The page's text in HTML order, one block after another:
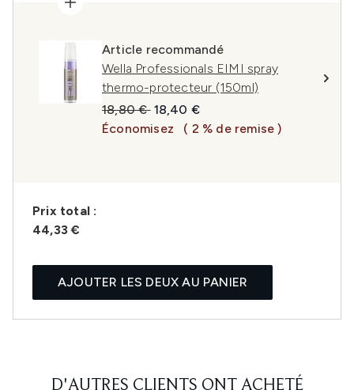
Article recommandé
Wella Professionals EIMI spray
thermo-protecteur (150ml)
Prix de vente :
18,80 € Prix ​​actuel :
18,40 €
Économisez
( 2 % de remise )
Prix ​​total :
44,33 €
AJOUTER LES DEUX AU PANIER
D'AUTRES CLIENTS ONT ACHETÉ